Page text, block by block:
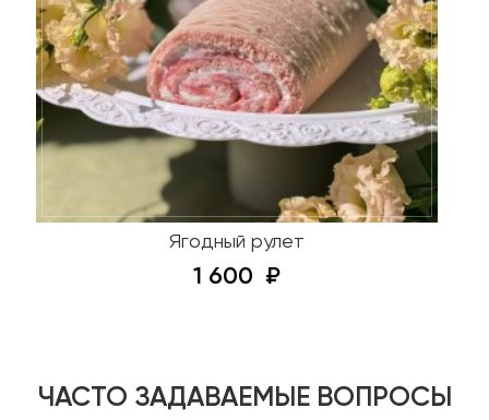
Ягодный рулет
1 600
ЧАСТО ЗАДАВАЕМЫЕ ВОПРОСЫ